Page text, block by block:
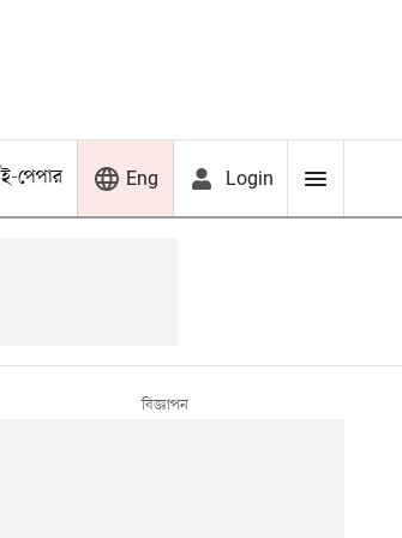
ই-পেপার Eng Login